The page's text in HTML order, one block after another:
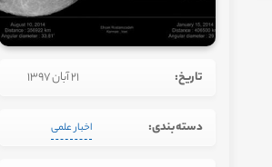
تاریخ: 21 آبان 1397
دسته‌بندی: اخبار علمی